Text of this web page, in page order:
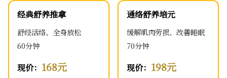
经典舒养推拿
舒经活络、全身放松
60分钟
现价： 168元
通络舒养培元
缓解肌肉劳损、改善睡眠
70分钟
现价： 198元